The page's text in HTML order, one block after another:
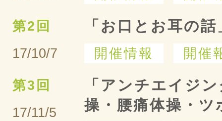
第2回
17/10/7
「お口とお耳の話
開催情報 開催
第3回
17/11/5
「アンチエイジ
操・腰痛体操・ツ